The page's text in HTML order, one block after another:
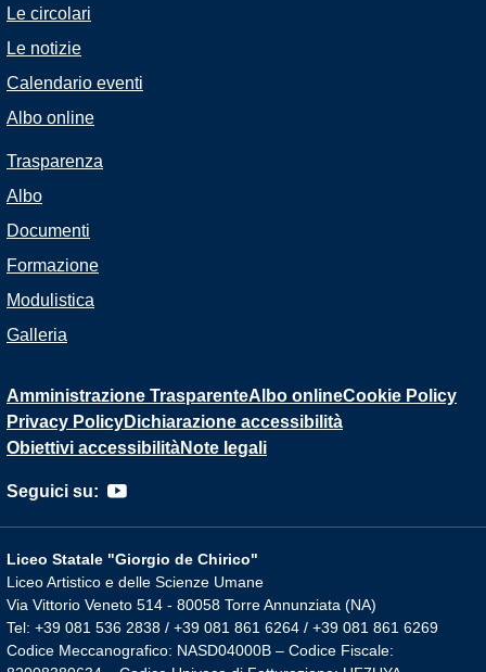
Le circolari
Le notizie
Calendario eventi
Albo online
Trasparenza
Albo
Documenti
Formazione
Modulistica
Galleria
Amministrazione TrasparenteAlbo onlineCookie Policy
Privacy PolicyDichiarazione accessibilità
Obiettivi accessibilitàNote legali
Seguici su:
Liceo Statale "Giorgio de Chirico"
Liceo Artistico e delle Scienze Umane
Via Vittorio Veneto 514 - 80058 Torre Annunziata (NA)
Tel: +39 081 536 2838 / +39 081 861 6264 / +39 081 861 6269
Codice Meccanografico: NASD04000B – Codice Fiscale: